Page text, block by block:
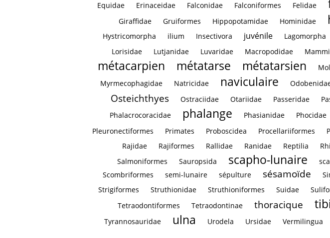
Equidae
Erinaceidae Falconidae Falconiformes Felidae
Giraffidae
Gruiformes Hippopotamidae Hominidae
Hystricomorpha
ilium Insectivora juvénile Lagomorpha
Lorisidae Lutjanidae Luvaridae Macropodidae
métacarpien
métatarse métatarsien
Myrmecophagidae
Natricidae naviculaire
Osteichthyes Ostraciidae Otariidae Passeridae
Phalacrocoracidae
phalange Phasianidae Phocidae
Pleuronectiformes
Primates Proboscidea Procellariiformes
Rajidae Rajiformes Rallidae Ranidae Reptilia
Salmoniformes
Sauropsida scapho-lunaire
Scombriformes
semi-lunaire sépulture sésamoïde
Strigiformes
Struthionidae Struthioniformes Suidae
Tetraodontiformes
Tetraodontinae thoracique
Tyrannosauridae
ulna Urodela Ursidae Vermilingua